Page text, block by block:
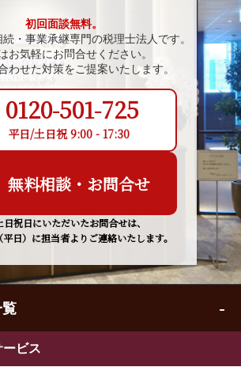
初回面談無料。
・事業承継専門の税理士法人です。
お気軽にお問合せください。
わせた対策をご提案いたします。
0120-501-725
平日/土日祝 9:00 - 17:30
無料相談・お問合せ
祝日にいただいたお問合せは、
日）に担当者よりご連絡いたします。
ビス